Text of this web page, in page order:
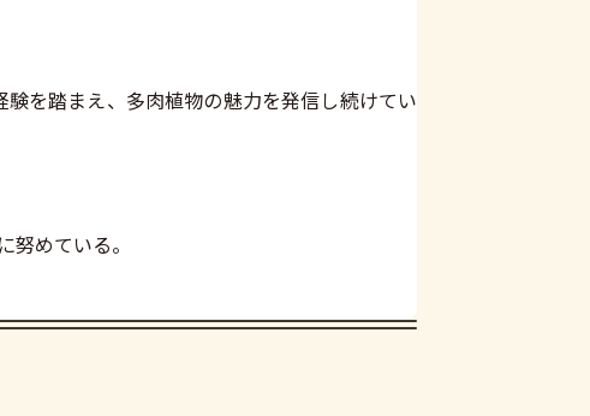
を踏まえ、多肉植物の魅力を発信し続けてい
めている。